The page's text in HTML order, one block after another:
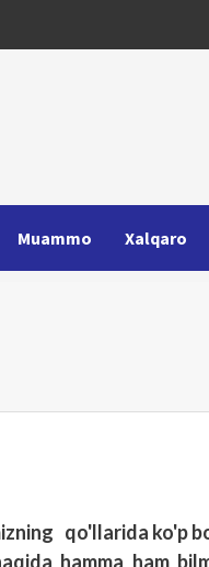
Muammo Xalqaro
qo'llarida ko'p
hamma ham